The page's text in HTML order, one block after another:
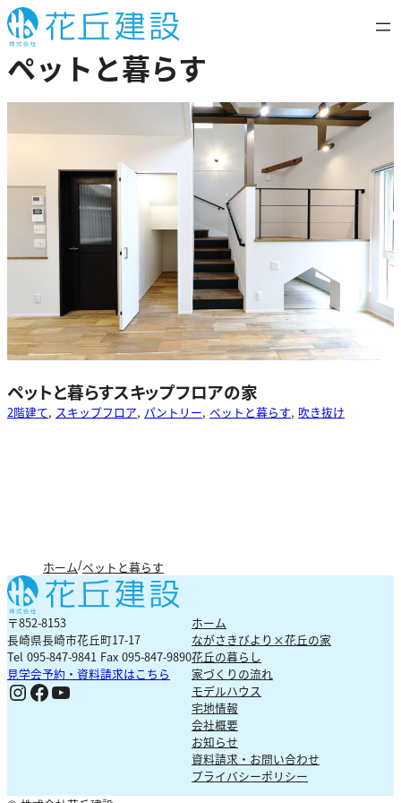
内
容
を
ス
キ
ペットと暮らす
ペットと暮らすスキップフロアの家
2階建て, スキップフロア, パントリー, ペットと暮らす, 吹き抜け
ホーム ペットと暮らす
〒852-8153
長崎県長崎市花丘町17-17
Tel 095-847-9841 Fax 095-847-9890
見学会予約・資料請求はこちら
IgFbYouTube
ホーム
ながさきびより×花丘の家
花丘の暮らし
家づくりの流れ
モデルハウス
宅地情報
会社概要
お知らせ
資料請求・お問い合わせ
プライバシーポリシー